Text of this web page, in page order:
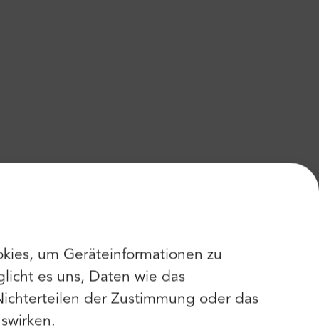
um Geräteinformationen zu
es uns, Daten wie das
der Zustimmung oder das